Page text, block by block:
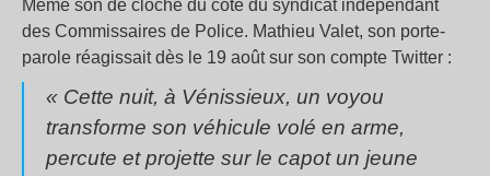
Même son de cloche du côté du syndicat indépendant
des Commissaires de Police. Mathieu Valet, son porte-
parole réagissait dès le 19 août sur son compte Twitter :
« Cette nuit, à Vénissieux, un voyou
transforme son véhicule volé en arme,
percute et projette sur le capot un jeune